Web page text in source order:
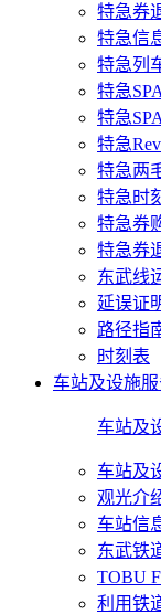
特急券
特急信
特急列
特急
特急
特急
特急两
特急时
特急券
特急券
东武线
延误证
路径指
时刻表
车站及设施
车站及
车站及
观光介
车站信
东武铁
TOBU
利用铁